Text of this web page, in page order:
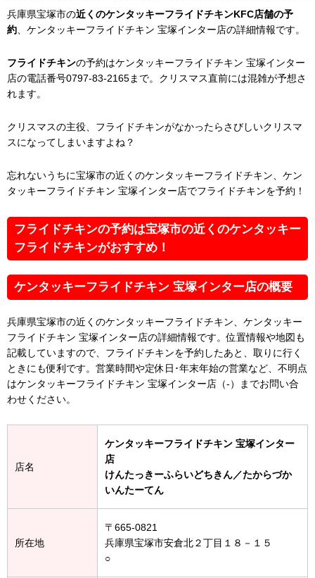
兵庫県宝塚市の近くのケンタッキーフライドチキンKFC店舗の予
約 、ケンタッキーフライドチキン 宝塚インター店の詳細情報です。
フライドチキンの予約はケンタッキーフライドチキン 宝塚インター
店の電話番号0797-83-2165まで。クリスマス直前には混雑が予想さ
れます。
クリスマスの主役、フライドチキンがなかったらさびしいクリスマ
スになってしまいますよね？
忘れないうちに宝塚市の近くのケンタッキーフライドチキン、ケン
タッキーフライドチキン 宝塚インター店でフライドチキンを予約！
フライドチキンの予約は宝塚市の近くのケンタッキー
フライドチキンがおすすめ！
ケンタッキーフライドチキン 宝塚インター店の概要
兵庫県宝塚市の近くのケンタッキーフライドチキン、ケンタッキー
フライドチキン 宝塚インター店の詳細情報です。位置情報や地図も
記載していますので、フライドチキンを予約したあと、取りに行く
ときにも便利です。営業時間や定休日･年末年始の営業など、不明点
はケンタッキーフライドチキン 宝塚インター店（-）までお問い合
わせください。
店名
ケンタッキーフライドチキン 宝塚インター
店
けんたっきーふらいどちきん／たからづか
いんたーてん
所在地
〒665-0821
兵庫県宝塚市安倉北２丁目１８－１５
○